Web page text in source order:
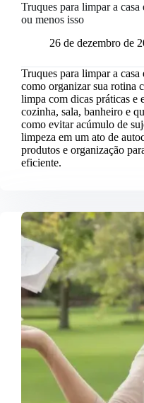
Truques para limpar a
ou menos isso
26 de dezembro de
Truques para limpar a
como organizar sua rotina
limpa com dicas práticas e
cozinha, sala, banheiro e
como evitar acúmulo de
limpeza em um ato de
produtos e organização
eficiente.